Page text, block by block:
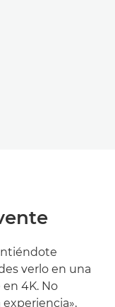
verlo en una
4K. No